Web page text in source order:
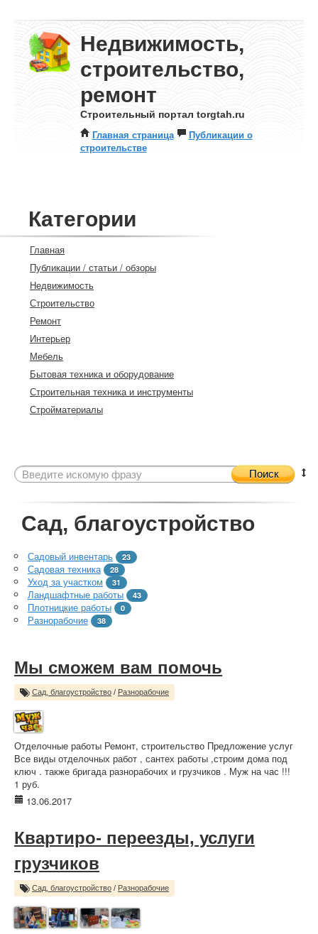
Недвижимость,
строительство,
ремонт
Строительный портал torgtah.ru
Главная страница
Публикации о
строительстве
Категории
Главная
Публикации / статьи / обзоры
Недвижимость
Строительство
Ремонт
Интерьер
Мебель
Бытовая техника и оборудование
Строительная техника и инструменты
Стройматериалы
Поиск
Сад, благоустройство
Садовый инвентарь 23
Садовая техника 28
Уход за участком 31
Ландшафтные работы 43
Плотницкие работы 0
Разнорабочие 38
Мы сможем вам помочь
Сад, благоустройство / Разнорабочие
Отделочные работы Ремонт, строительство Предложение услуг
Все виды отделочных работ , сантех работы ,строим дома под
ключ . также бригада разнорабочих и грузчиков . Муж на час !!!
1 руб.
13.06.2017
Квартиро- переезды, услуги
грузчиков
Сад, благоустройство / Разнорабочие